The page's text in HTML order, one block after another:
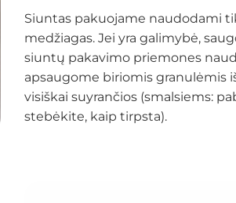
Siuntas pakuojame naudodami
medžiagas. Jei yra galimybė,
siuntų pakavimo priemones
apsaugome biriomis granulėmis
visiškai suyrančios (smalsiems:
stebėkite, kaip tirpsta).